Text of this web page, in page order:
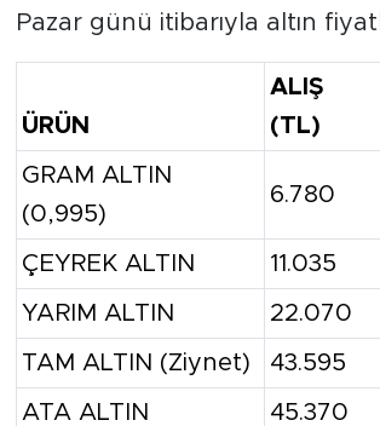
Pazar günü itibarıyla altın
ÜRÜN
ALIŞ
(TL)
GRAM ALTIN
(0,995)
6.780
ÇEYREK ALTIN 11.035
YARIM ALTIN 22.070
TAM ALTIN (Ziynet) 43.595
ATA ALTIN 45.370